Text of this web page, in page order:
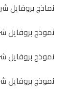
نماذج بروفايل
نموذج بروفايل
نموذج بروفايل
نموذج